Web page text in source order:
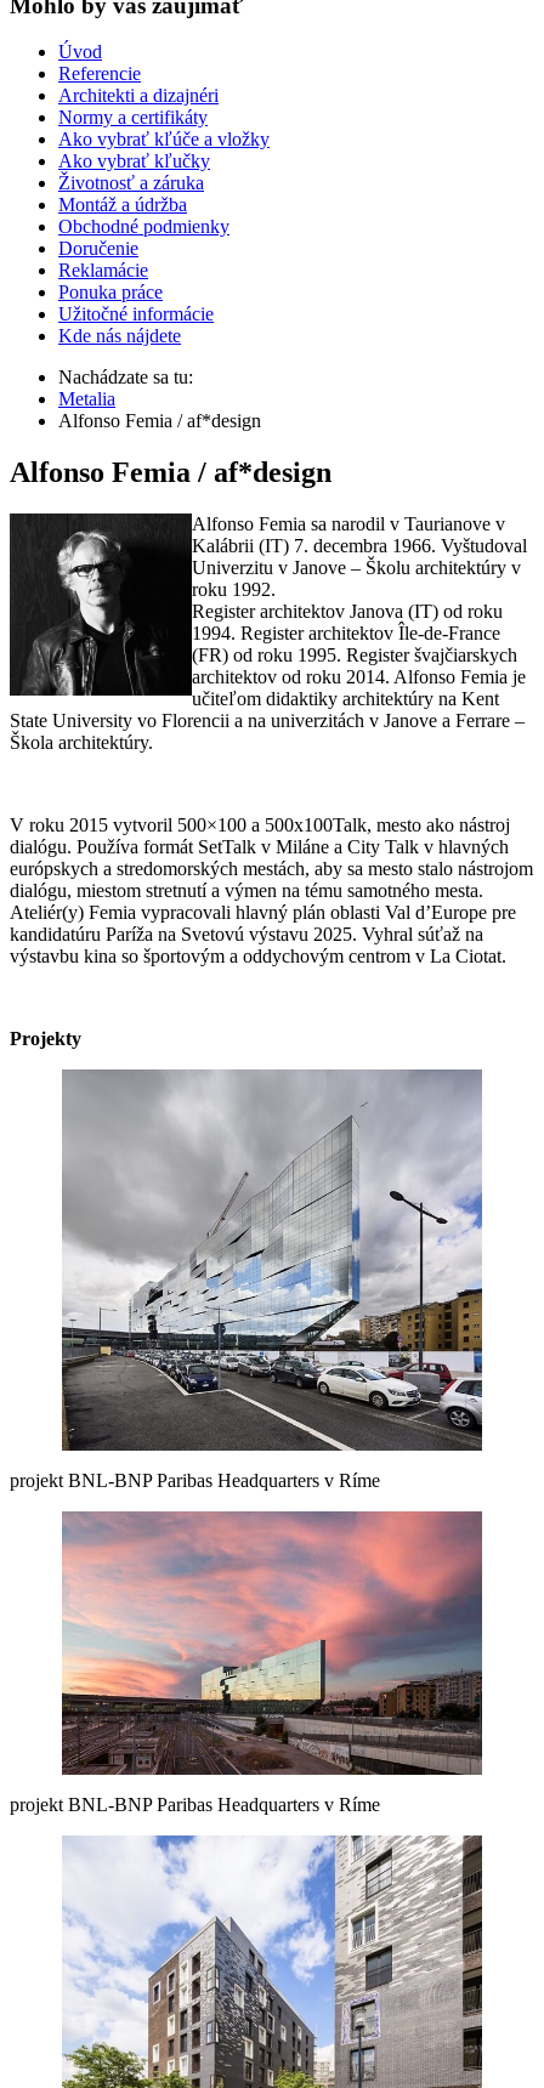
Mohlo by vas zaujímať
Úvod
Referencie
Architekti a dizajnéri
Normy a certifikáty
Ako vybrať kľúče a vložky
Ako vybrať kľučky
Životnosť a záruka
Montáž a údržba
Obchodné podmienky
Doručenie
Reklamácie
Ponuka práce
Užitočné informácie
Kde nás nájdete
Nachádzate sa tu:
Metalia
Alfonso Femia / af*design
Alfonso Femia / af*design
Alfonso Femia sa narodil v Taurianove v
Kalábrii (IT) 7. decembra 1966. Vyštudoval
Univerzitu v Janove – Školu architektúry v
roku 1992.
Register architektov Janova (IT) od roku
1994. Register architektov Île-de-France
(FR) od roku 1995. Register švajčiarskych
architektov od roku 2014. Alfonso Femia je
učiteľom didaktiky architektúry na Kent
State University vo Florencii a na univerzitách v Janove a Ferrare –
Škola architektúry.
V roku 2015 vytvoril 500×100 a 500x100Talk, mesto ako nástroj
dialógu. Používa formát SetTalk v Miláne a City Talk v hlavných
európskych a stredomorských mestách, aby sa mesto stalo nástrojom
dialógu, miestom stretnutí a výmen na tému samotného mesta.
Ateliér(y) Femia vypracovali hlavný plán oblasti Val d’Europe pre
kandidatúru Paríža na Svetovú výstavu 2025. Vyhral súťaž na
výstavbu kina so športovým a oddychovým centrom v La Ciotat.
Projekty
projekt BNL-BNP Paribas Headquarters v Ríme
projekt BNL-BNP Paribas Headquarters v Ríme